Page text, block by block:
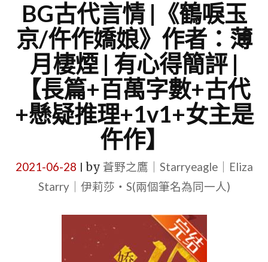
BG古代言情 |《鶴唳玉
京/仵作嬌娘》作者：薄
月棲煙 | 有心得簡評 |
【長篇+百萬字數+古代
+懸疑推理+1v1+女主是
仵作】
2021-06-28 by 蒼野之鷹｜Starryeagle｜Eliza
Starry｜伊莉莎・S(兩個筆名為同一人)